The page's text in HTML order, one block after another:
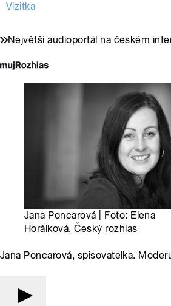
Vizitka
Největší audioportál na českém
Jana Poncarová | Foto: Elena
Horálková, Český rozhlas
Jana Poncarová, spisovatelka.